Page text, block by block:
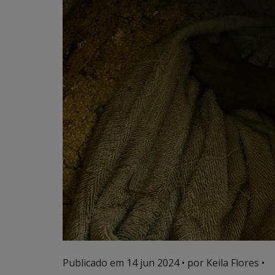
Publicado em 14 jun 2024• por Keila Flores •